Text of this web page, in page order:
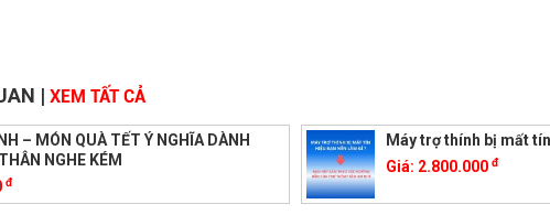
| XEM TẤT CẢ
– MÓN QUÀ TẾT Ý NGHĨA DÀNH
NGHE KÉM
đ
Máy trợ thính bị mất
Giá: 2.800.000đ